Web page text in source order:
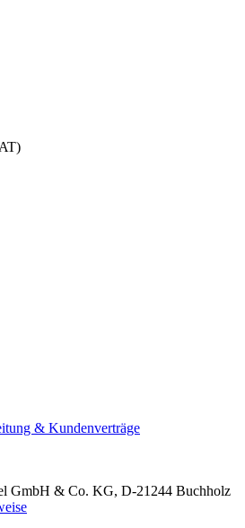
& Kundenverträge
GmbH & Co. KG, D-21244 Buchholz